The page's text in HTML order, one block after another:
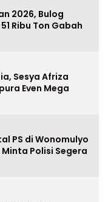
2026, Bulog
Ribu Ton Gabah
Sesya Afriza
Even Mega
PS di Wonomulyo
Polisi Segera